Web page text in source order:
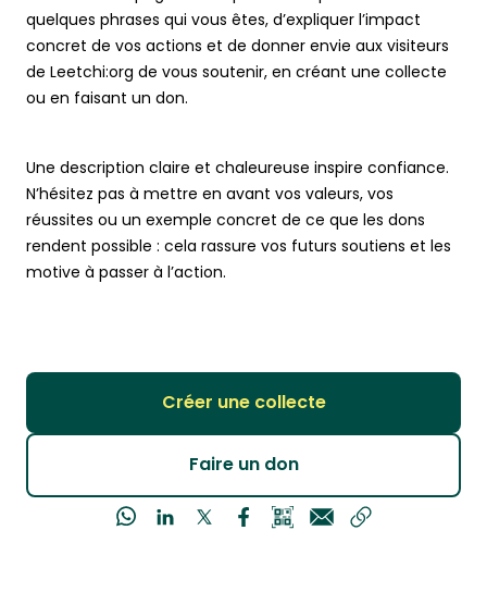
quelques phrases qui vous êtes, d’expliquer l’impact
concret de vos actions et de donner envie aux visiteurs
de Leetchi:org de vous soutenir, en créant une collecte
ou en faisant un don.
Une description claire et chaleureuse inspire confiance.
N’hésitez pas à mettre en avant vos valeurs, vos
réussites ou un exemple concret de ce que les dons
rendent possible : cela rassure vos futurs soutiens et les
motive à passer à l’action.
Créer une collecte
Faire un don